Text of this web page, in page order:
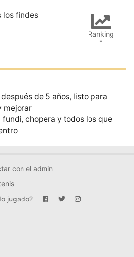
los findes
Ranking
-
de 5 años, listo para
mejorar
fundi, chopera y todos los que
con el admin
jugado?